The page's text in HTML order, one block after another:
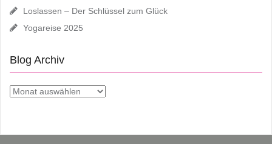
Loslassen – Der Schlüssel zum Glück
Yogareise 2025
Blog Archiv
Blog